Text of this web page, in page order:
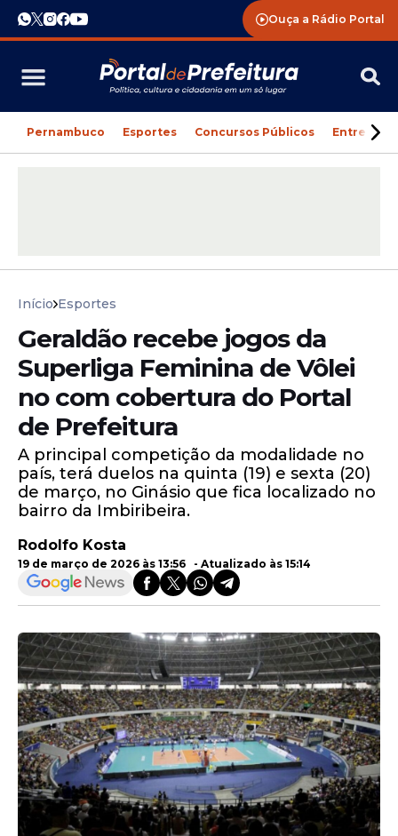
Ouça a Rádio Portal
Pernambuco Esportes Concursos Públicos
Início Esportes
Geraldão recebe jogos da
Superliga Feminina de Vôlei
no com cobertura do Portal
de Prefeitura
A principal competição da modalidade no
país, terá duelos na quinta (19) e sexta (20)
de março, no Ginásio que fica localizado no
bairro da Imbiribeira.
Rodolfo Kosta
19 de março de 2026 às 13:56 - Atualizado às 15:14